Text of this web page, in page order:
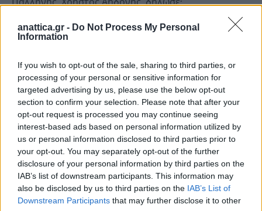
anattica.gr - Do Not Process My Personal
Information
If you wish to opt-out of the sale, sharing to third parties, or
processing of your personal or sensitive information for
targeted advertising by us, please use the below opt-out
section to confirm your selection. Please note that after your
opt-out request is processed you may continue seeing
interest-based ads based on personal information utilized by
us or personal information disclosed to third parties prior to
your opt-out. You may separately opt-out of the further
disclosure of your personal information by third parties on the
IAB’s list of downstream participants. This information may
also be disclosed by us to third parties on the IAB’s List of
Downstream Participants that may further disclose it to other
«Η ασφάλεια των πολιτών αποτελεί
μας Αρχή. Τα αποτελέσματα της τελευταίας διετίας
δεν είναι τυχαία. Είναι προϊόν συστηματικής
συνεργασίας με το Υπουργείο Προστασίας του
Πολίτη και την Ελληνική Αστυνομία, αλλά και της
ουσιαστικής ενίσχυσης των τοπικών αστυνομικών
δομών.
Συνεχίζουμε με σχέδιο και συνέπεια. Η άμεση
περαιτέρω ενίσχυση του Αστυνομικού Τμήματος
επιβεβαιώνει ότι η Πολιτεία αναγνωρίζει τις